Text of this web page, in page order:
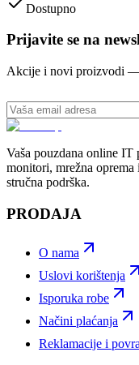
Dostupno
Prijavite se na
Akcije i novi proizvodi
Vaša pouzdana online
monitori, mrežna
stručna podrška.
PRODAJA
O nama
Uslovi korištenja
Isporuka robe
Načini plaćanja
Reklamacije i